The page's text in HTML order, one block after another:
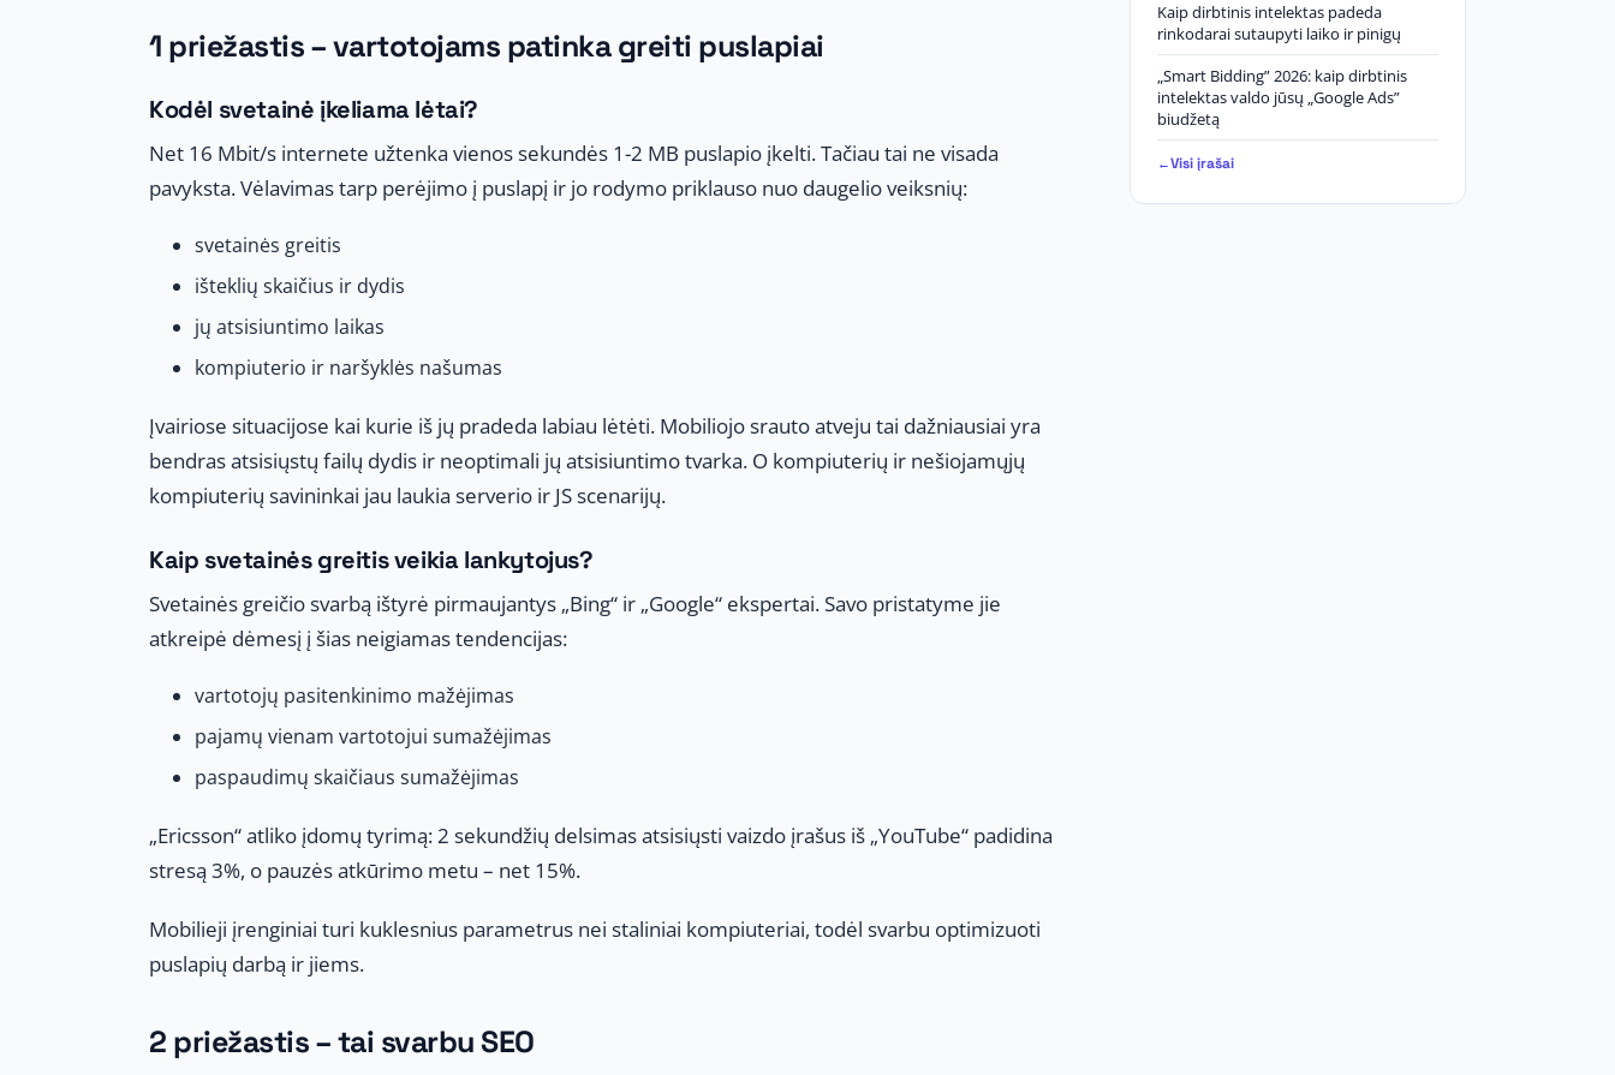
1 priežastis – vartotojams patinka greiti puslapiai
Kodėl svetainė įkeliama lėtai?
Net 16 Mbit/s internete užtenka vienos sekundės 1-2 MB puslapio įkelti. Tačiau tai ne visada
pavyksta. Vėlavimas tarp perėjimo į puslapį ir jo rodymo priklauso nuo daugelio veiksnių:
svetainės greitis
išteklių skaičius ir dydis
jų atsisiuntimo laikas
kompiuterio ir naršyklės našumas
Įvairiose situacijose kai kurie iš jų pradeda labiau lėtėti. Mobiliojo srauto atveju tai dažniausiai yra
bendras atsisiųstų failų dydis ir neoptimali jų atsisiuntimo tvarka. O kompiuterių ir nešiojamųjų
kompiuterių savininkai jau laukia serverio ir JS scenarijų.
Kaip svetainės greitis veikia lankytojus?
Svetainės greičio svarbą ištyrė pirmaujantys „Bing“ ir „Google“ ekspertai. Savo pristatyme jie
atkreipė dėmesį į šias neigiamas tendencijas:
vartotojų pasitenkinimo mažėjimas
pajamų vienam vartotojui sumažėjimas
paspaudimų skaičiaus sumažėjimas
„Ericsson“ atliko įdomų tyrimą: 2 sekundžių delsimas atsisiųsti vaizdo įrašus iš „YouTube“ padidina
stresą 3%, o pauzės atkūrimo metu – net 15%.
Mobilieji įrenginiai turi kuklesnius parametrus nei staliniai kompiuteriai, todėl svarbu optimizuoti
puslapių darbą ir jiems.
2 priežastis – tai svarbu SEO
Kaip dirbtinis intelektas padeda
rinkodarai sutaupyti laiko ir pinigų
„Smart Bidding” 2026: kaip dirbtinis
intelektas valdo jūsų „Google Ads”
biudžetą
Visi įrašai